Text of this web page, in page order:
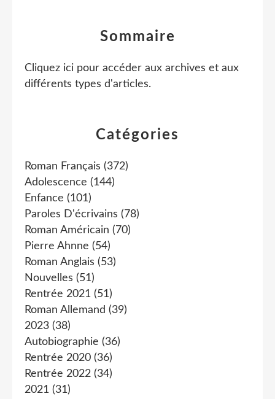
Catégories
Roman Français (372)
Adolescence (144)
Enfance (101)
Paroles D'écrivains (78)
Roman Américain (70)
Pierre Ahnne (54)
Roman Anglais (53)
Nouvelles (51)
Rentrée 2021 (51)
Roman Allemand (39)
2023 (38)
Autobiographie (36)
Rentrée 2020 (36)
Rentrée 2022 (34)
2021 (31)
Sommaire
Cliquez ici pour accéder aux archives et aux
différents types d'articles.